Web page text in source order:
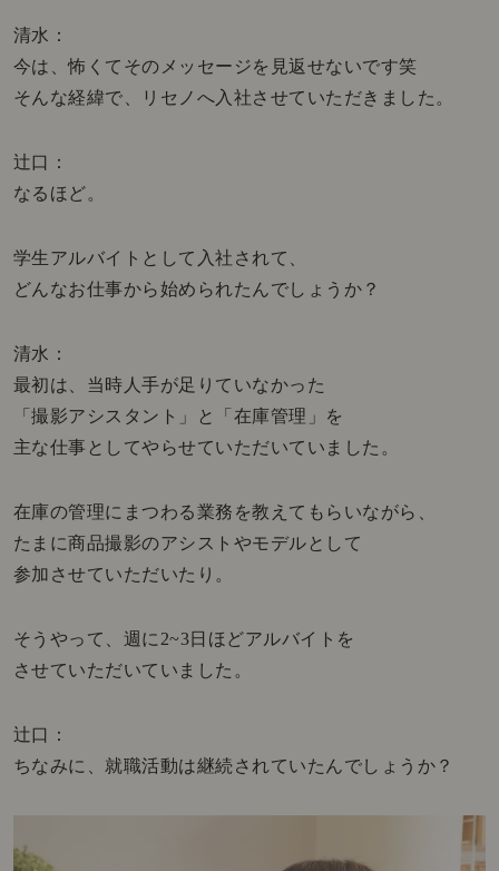
清水：
今は、怖くてそのメッセージを見返せないです笑
そんな経緯で、リセノへ入社させていただきました。
辻口：
なるほど。
学生アルバイトとして入社されて、
どんなお仕事から始められたんでしょうか？
清水：
最初は、当時人手が足りていなかった
「撮影アシスタント 」と「在庫管理」を
主な仕事としてやらせていただいていました。
在庫の管理にまつわる業務を教えてもらいながら、
たまに商品撮影のアシストやモデルとして
参加させていただいたり。
そうやって、週に2~3日ほどアルバイトを
させていただいていました。
辻口：
ちなみに、就職活動は継続されていたんでしょうか？